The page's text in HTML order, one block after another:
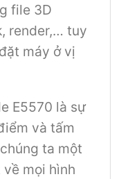
file 3D
render,… tuy
máy ở vị
E5570 là sự
và tấm
ta một
mọi hình